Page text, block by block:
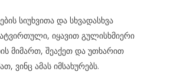
სიუხვითა და სხვადასხვა
იყავით გულისხმიერი
მიმართ, შეაქეთ და უთხარით
ვინც ამას იმსახურებს.